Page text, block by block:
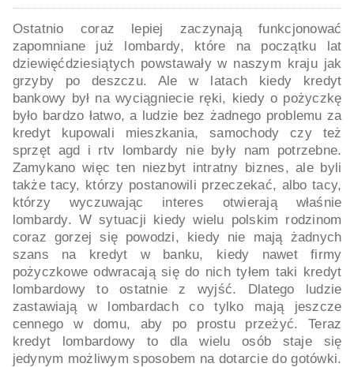
Ostatnio coraz lepiej zaczynają funkcjonować
zapomniane już lombardy, które na początku lat
dziewięćdziesiątych powstawały w naszym kraju jak
grzyby po deszczu. Ale w latach kiedy kredyt
bankowy był na wyciągniecie ręki, kiedy o pożyczkę
było bardzo łatwo, a ludzie bez żadnego problemu za
kredyt kupowali mieszkania, samochody czy też
sprzęt agd i rtv lombardy nie były nam potrzebne.
Zamykano więc ten niezbyt intratny biznes, ale byli
także tacy, którzy postanowili przeczekać, albo tacy,
którzy wyczuwając interes otwierają właśnie
lombardy. W sytuacji kiedy wielu polskim rodzinom
coraz gorzej się powodzi, kiedy nie mają żadnych
szans na kredyt w banku, kiedy nawet firmy
pożyczkowe odwracają się do nich tyłem taki kredyt
lombardowy to ostatnie z wyjść. Dlatego ludzie
zastawiają w lombardach co tylko mają jeszcze
cennego w domu, aby po prostu przeżyć. Teraz
kredyt lombardowy to dla wielu osób staje się
jedynym możliwym sposobem na dotarcie do gotówki.